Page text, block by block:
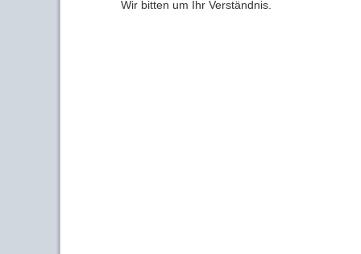
Wir bitten um Ihr Verständnis.